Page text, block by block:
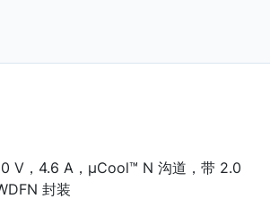
V，4.6 A，µCool™ N 沟道，带 2.0
封装